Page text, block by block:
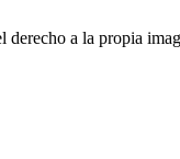
derecho a la propia